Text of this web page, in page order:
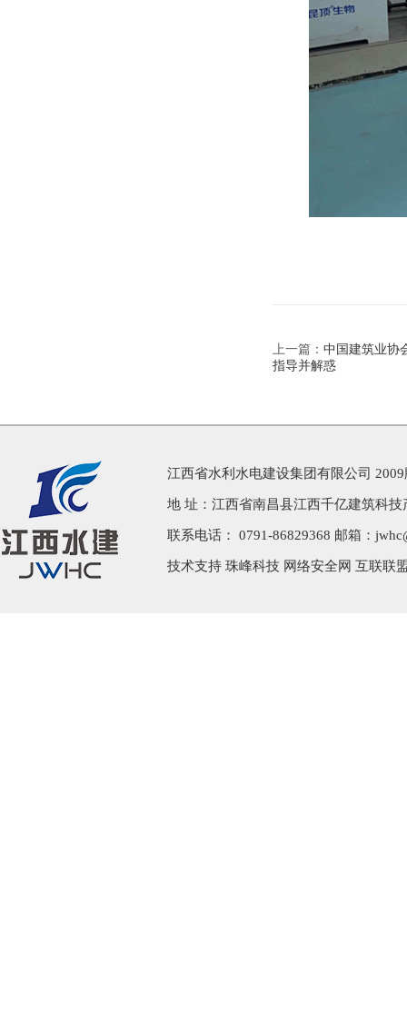
上一篇： 中国建筑业协
指导并解惑
江西省水利水电建设集团有限公司
地 址：江西省南昌县江西千亿建筑科技
联系电话： 0791-86829368 邮箱：
技术支持 珠峰科技 网络安全网 互联联